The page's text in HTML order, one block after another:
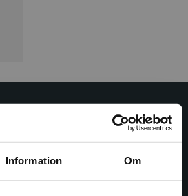
Information Om
Med läromedel, kurslitteratur,
och digitala